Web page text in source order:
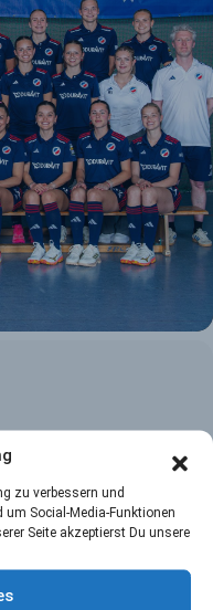
zu verbessern und
Social-Media-Funktionen
Seite akzeptierst Du unsere